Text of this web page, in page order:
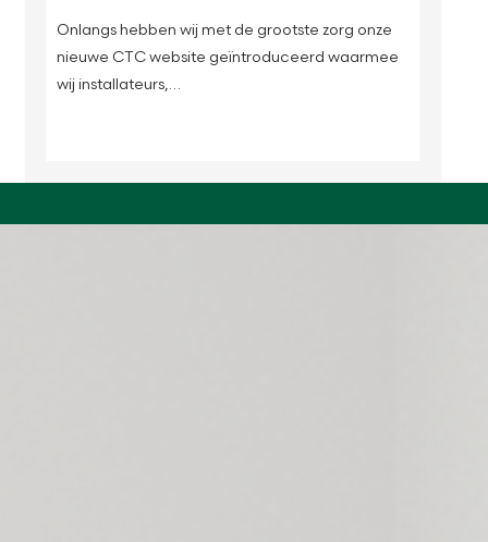
Onlangs hebben wij met de grootste zorg onze
nieuwe CTC website geïntroduceerd waarmee
wij installateurs,…